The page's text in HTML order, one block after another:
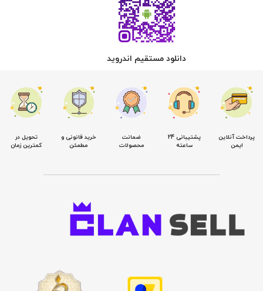
دانلود مستقیم اندروید
پرداخت آنلاین
ایمن
پشتیبانی 24
ساعته
ضمانت
محصولات
خرید قانونی و
مطمئن
تحویل در
کمترین زمان